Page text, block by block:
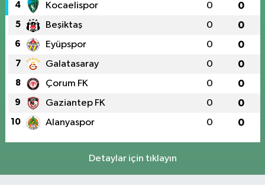
4 Kocaelispor 0 0
5 Beşiktaş 0 0
6 Eyüpspor 0 0
7 Galatasaray 0 0
8 Çorum FK 0 0
9 Gaziantep FK 0 0
10 Alanyaspor 0 0
Detaylar için tıklayın